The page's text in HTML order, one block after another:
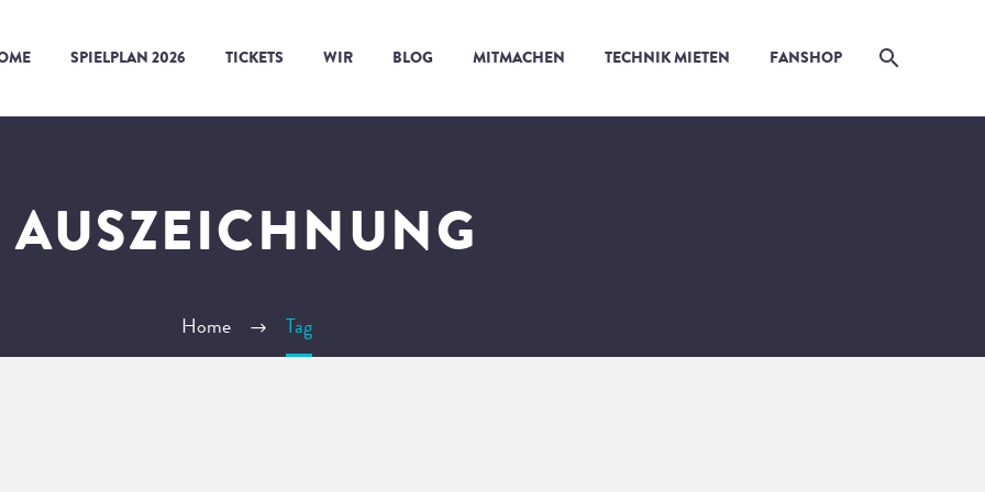
SPIELPLAN 2026 TICKETS WIR BLOG MITMACHEN TECHNIK MIETEN FANSHOP
AUSZEICHNUNG
Home Tag